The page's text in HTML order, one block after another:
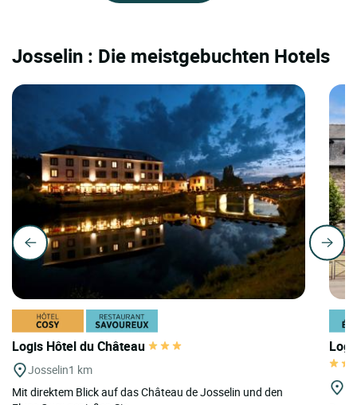
Josselin : Die meistgebuchten Hotels
Logis Hôtel du Château
Josselin1 km
Mit direktem Blick auf das Château de Josselin und den